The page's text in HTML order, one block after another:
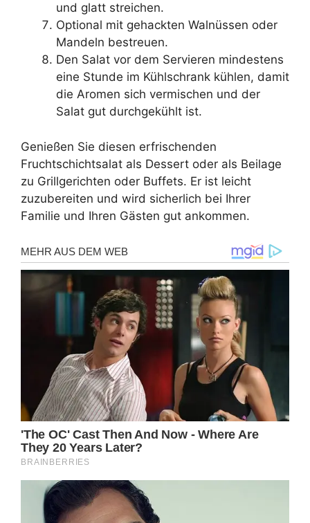
und glatt streichen.
Optional mit gehackten Walnüssen oder
Mandeln bestreuen.
Den Salat vor dem Servieren mindestens
eine Stunde im Kühlschrank kühlen, damit
die Aromen sich vermischen und der
Salat gut durchgekühlt ist.
Genießen Sie diesen erfrischenden
Fruchtschichtsalat als Dessert oder als Beilage
zu Grillgerichten oder Buffets. Er ist leicht
zuzubereiten und wird sicherlich bei Ihrer
Familie und Ihren Gästen gut ankommen.